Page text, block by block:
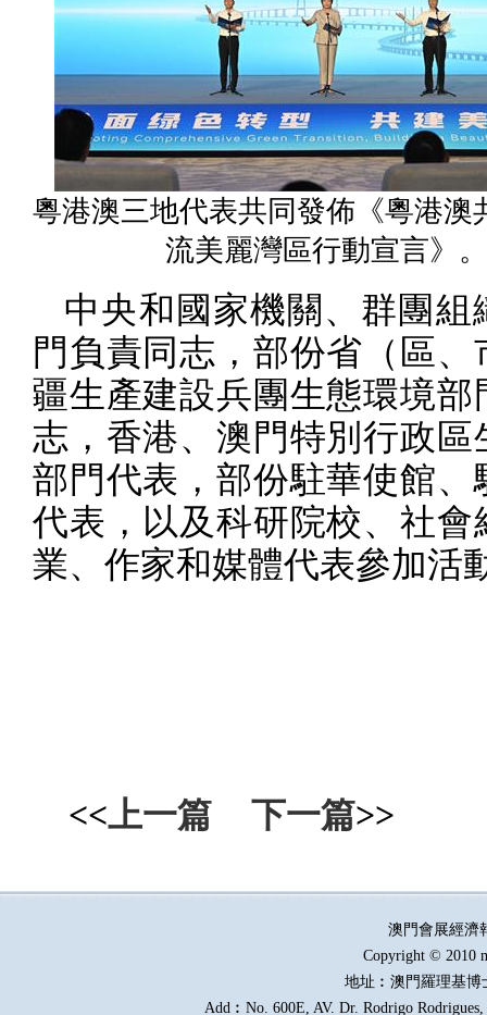
粵港澳三地代表共同發佈《粵港澳
流美麗灣區行動宣言》。
中央和國家機關、群團組
門負責同志，部份省（區、
疆生產建設兵團生態環境部
志，香港、澳門特別行政區
部門代表，部份駐華使館、
代表，以及科研院校、社會
業、作家和媒體代表參加活
<<上一篇 下一篇>>
澳門會展經
Copyright © 2010
地址︰澳門羅理基博
Add︰No. 600E, AV. Dr. Rodrigo